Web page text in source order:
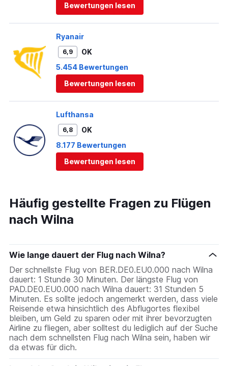
Bewertungen lesen
Ryanair
6,9
OK
5.454 Bewertungen
Bewertungen lesen
Lufthansa
6,8
OK
8.177 Bewertungen
Bewertungen lesen
Häufig gestellte Fragen zu Flügen
nach Wilna
Wie lange dauert der Flug nach Wilna?
Der schnellste Flug von BER.DE0.EU0.000 nach Wilna
dauert: 1 Stunde 30 Minuten. Der längste Flug von
PAD.DE0.EU0.000 nach Wilna dauert: 31 Stunden 5
Minuten. Es sollte jedoch angemerkt werden, dass viele
Reisende etwa hinsichtlich des Abflugortes flexibel
bleiben, um Geld zu sparen oder mit ihrer bevorzugten
Airline zu fliegen, aber solltest du lediglich auf der Suche
nach dem schnellsten Flug nach Wilna sein, haben wir
da etwas für dich.